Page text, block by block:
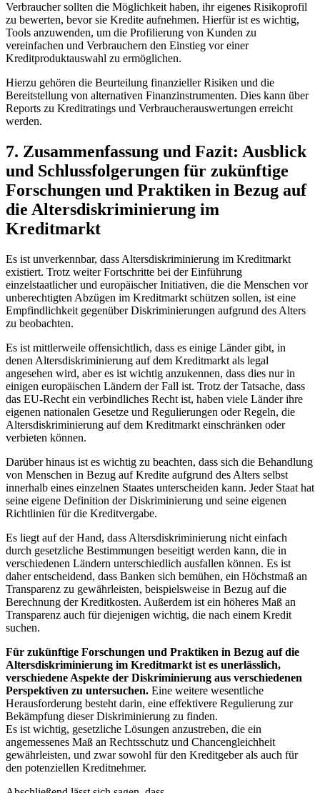
Verbraucher sollten ⁣die Möglichkeit haben, ihr eigenes Risikoprofil‍
zu bewerten, bevor sie⁢ Kredite⁢ aufnehmen. ​Hierfür ist es wichtig,⁣
Tools anzuwenden, um die‌ Profilierung von ⁢Kunden ‌zu
vereinfachen und​ Verbrauchern den Einstieg vor einer
Kreditproduktauswahl ⁤zu ermöglichen.⁤
Hierzu gehören die‍ Beurteilung finanzieller Risiken und die
Bereitstellung ‌von alternativen Finanzinstrumenten. Dies kann über⁢
Reports ⁤zu Kreditratings und Verbraucherauswertungen erreicht
werden.
7.⁢ Zusammenfassung und Fazit: Ausblick
und Schlussfolgerungen für zukünftige
Forschungen und ⁢Praktiken in ⁣Bezug‍ auf
⁤die Altersdiskriminierung‌ im​
Kreditmarkt
Es ist unverkennbar, dass Altersdiskriminierung im Kreditmarkt⁤
existiert.‌ Trotz weiter Fortschritte bei der Einführung
einzelstaatlicher und europäischer Initiativen,⁤ die die ⁢Menschen vor
unberechtigten Abzügen im Kreditmarkt schützen sollen, ist eine
Empfindlichkeit gegenüber​ Diskriminierungen aufgrund des Alters
zu‌ beobachten.‌
Es ist mittlerweile offensichtlich, dass es​ einige Länder gibt, in
denen Altersdiskriminierung auf dem Kreditmarkt als legal
angesehen wird, ‌aber es ist​ wichtig anzukennen, dass dies nur in
einigen ⁢europäischen ⁢Ländern‍ der Fall⁣ ist. Trotz der Tatsache, dass
das EU-Recht ein verbindliches Recht‌ ist, haben viele Länder ihre
‍eigenen⁤ nationalen Gesetze und Regulierungen ‍oder Regeln, ​die
Altersdiskriminierung auf dem Kreditmarkt einschränken oder
verbieten können.
Darüber ‌hinaus ist es‍ wichtig‌ zu⁤ beachten, dass sich die ‍Behandlung
von Menschen in Bezug⁣ auf Kredite aufgrund des Alters ‌selbst
innerhalb eines einzelnen‌ Staates‍ unterscheiden kann. Jeder Staat hat
seine eigene Definition der ‌Diskriminierung und seine⁢ eigenen
Richtlinien für ‌die Kreditvergabe.
Es ​liegt auf der ⁣Hand, dass Altersdiskriminierung nicht einfach
durch⁣ gesetzliche Bestimmungen beseitigt werden kann, die in
verschiedenen​ Ländern ‌unterschiedlich‍ ausfallen können. Es ⁤ist
‍daher entscheidend, dass Banken ⁣sich bemühen, ein Höchstmaß an
Transparenz​ zu gewährleisten, beispielsweise in Bezug auf die
Berechnung der Kreditkosten. Außerdem ist ein höheres Maß an
Transparenz auch für diejenigen wichtig, die nach einem ​Kredit
suchen.
Für⁣ zukünftige Forschungen ​und Praktiken⁤ in Bezug auf ‌die
Altersdiskriminierung im Kreditmarkt ist es unerlässlich,‍
verschiedene​ Aspekte⁣ der Diskriminierung aus verschiedenen
Perspektiven ‌zu untersuchen. Eine​ weitere wesentliche⁣
Herausforderung besteht darin,‍ eine effektivere Regulierung zur
Bekämpfung dieser Diskriminierung zu finden.⁤
Es ist wichtig,⁢ gesetzliche Lösungen anzustreben, die ein⁤
angemessenes⁣ Maß ⁣an ‌Rechtsschutz‌ und Chancengleichheit
gewährleisten, und‌ zwar‌ sowohl ​für den Kreditgeber als auch ‌für
den potenziellen‌ Kreditnehmer.